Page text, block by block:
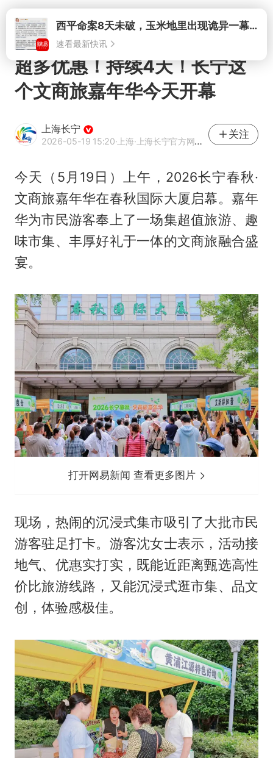
打开
超多优惠！持续4天！长宁这
个文商旅嘉年华今天开幕
上海长宁
2026-05-19 15:20·上海·上海长宁官方网易号
关注
今天（5月19日）上午，2026长宁春秋·
文商旅嘉年华在春秋国际大厦启幕。嘉年
华为市民游客奉上了一场集超值旅游、趣
味市集、丰厚好礼于一体的文商旅融合盛
宴。
打开网易新闻 查看更多图片
现场，热闹的沉浸式集市吸引了大批市民
游客驻足打卡。游客沈女士表示，活动接
地气、优惠实打实，既能近距离甄选高性
价比旅游线路，又能沉浸式逛市集、品文
创，体验感极佳。